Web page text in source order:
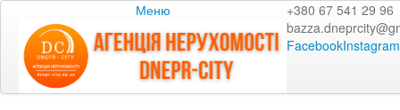
Меню
+380 67 541 29 96
FacebookInstagram